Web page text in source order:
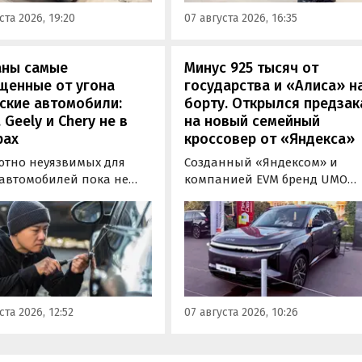
типа
средства (ОТТС).
2026, 19:20
«Иннопром» в
07 августа 2026, 16:35
самые
от угона
автомобили:
Geely и Chery не в
неуязвимых для
пока не
больше
Из китайских
сегодня
модели Li и BYD,
в эфире радио РБК
федерального
2026, 12:52
Минус 925 тысяч от
государства и «Алиса»
борту. Открылся
на новый семейный
кроссовер от «Яндекса»
Созданный «Яндексом» и
компанией EVM бренд UMO
на свою вторую модель
- полноразмерный
кроссовер UMO 8 с полным
приводом. Его уже можно
заказать в двух версиях: Max
5 915 000 рублей и Ultra за 6
000 рублей без учета
07 августа 2026, 10:26